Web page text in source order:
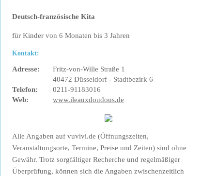
Deutsch-französische Kita
für Kinder von 6 Monaten bis 3 Jahren
Kontakt:
Adresse:
Fritz-von-Wille Straße 1
40472 Düsseldorf - Stadtbezirk 6
Telefon:
0211-91183016
Web:
www.ileauxdoudous.de
Alle Angaben auf vuvivi.de (Öffnungszeiten,
Veranstaltungsorte, Termine, Preise und Zeiten) sind ohne
Gewähr. Trotz sorgfältiger Recherche und regelmäßiger
Überprüfung, können sich die Angaben zwischenzeitlich